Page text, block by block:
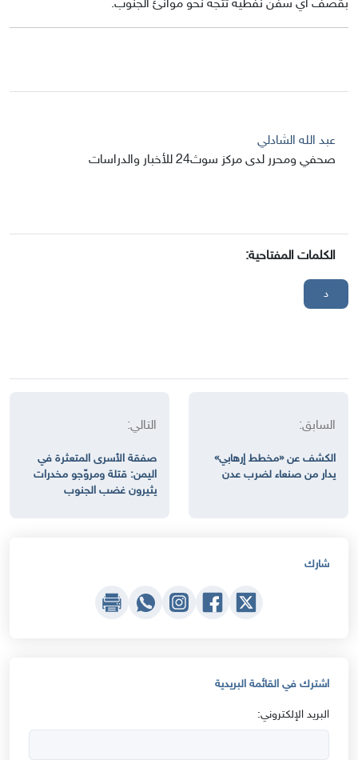
بقصف أي سفن نفطية تتجه نحو موانئ الجنوب.
عبد الله الشادلي
صحفي ومحرر لدى مركز سوث24 للأخبار والدراسات
الكلمات المفتاحية:
د
السابق:
الكشف عن «مخطط إرهابي»
يدار من صنعاء لضرب عدن
التالي:
صفقة الأسرى المتعثرة في
اليمن: قتلة ومروّجو مخدرات
يثيرون غضب الجنوب
شارك
اشترك في القائمة البريدية
البريد الإلكتروني: